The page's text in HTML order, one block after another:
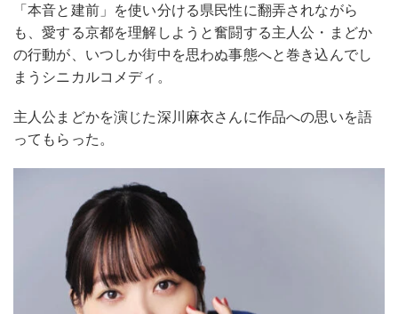
「本音と建前」を使い分ける県民性に翻弄されながら
も、愛する京都を理解しようと奮闘する主人公・まどか
の行動が、いつしか街中を思わぬ事態へと巻き込んでし
まうシニカルコメディ。
主人公まどかを演じた深川麻衣さんに作品への思いを語
ってもらった。